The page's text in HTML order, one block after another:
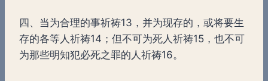
四、当为合理的事祈祷13，并为现存的，或将要生
存的各等人祈祷14；但不可为死人祈祷15，也不可
为那些明知犯必死之罪的人祈祷16。